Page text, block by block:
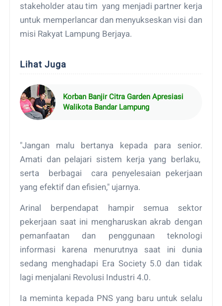
stakeholder atau tim yang menjadi partner kerja
untuk memperlancar dan menyukseskan visi dan
misi Rakyat Lampung Berjaya.
Lihat Juga
Korban Banjir Citra Garden Apresiasi
Walikota Bandar Lampung
"Jangan malu bertanya kepada para senior.
Amati dan pelajari sistem kerja yang berlaku,
serta berbagai cara penyelesaian pekerjaan
yang efektif dan efisien," ujarnya.
Arinal berpendapat hampir semua sektor
pekerjaan saat ini mengharuskan akrab dengan
pemanfaatan dan penggunaan teknologi
informasi karena menurutnya saat ini dunia
sedang menghadapi Era Society 5.0 dan tidak
lagi menjalani Revolusi Industri 4.0.
Ia meminta kepada PNS yang baru untuk selalu